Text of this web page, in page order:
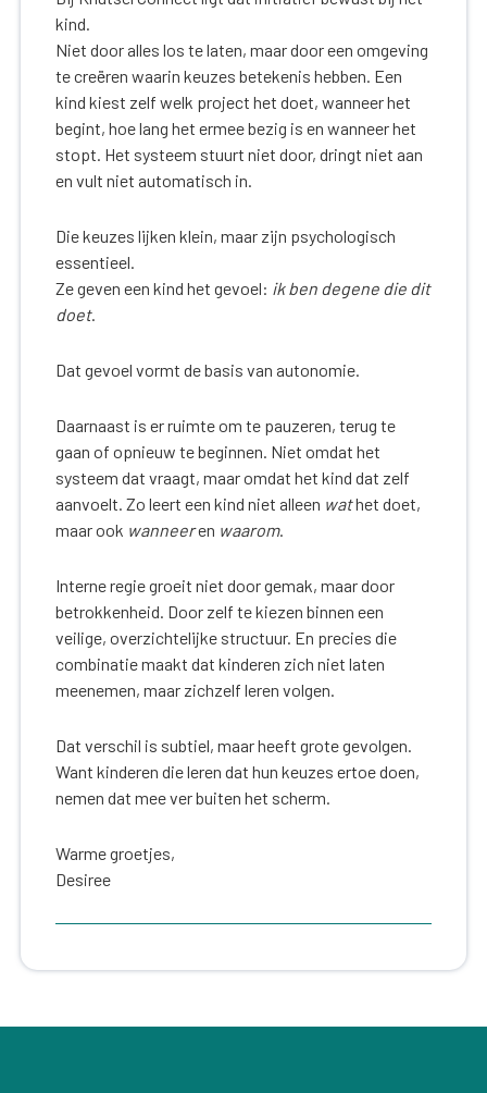
kind.
Niet door alles los te laten, maar door een omgeving
te creëren waarin keuzes betekenis hebben. Een
kind kiest zelf welk project het doet, wanneer het
begint, hoe lang het ermee bezig is en wanneer het
stopt. Het systeem stuurt niet door, dringt niet aan
en vult niet automatisch in.
Die keuzes lijken klein, maar zijn psychologisch
essentieel.
Ze geven een kind het gevoel: ik ben degene die dit
doet.
Dat gevoel vormt de basis van autonomie.
Daarnaast is er ruimte om te pauzeren, terug te
gaan of opnieuw te beginnen. Niet omdat het
systeem dat vraagt, maar omdat het kind dat zelf
aanvoelt. Zo leert een kind niet alleen wathet doet,
maar ook wanneeren waarom.
Interne regie groeit niet door gemak, maar door
betrokkenheid. Door zelf te kiezen binnen een
veilige, overzichtelijke structuur. En precies die
combinatie maakt dat kinderen zich niet laten
meenemen, maar zichzelf leren volgen.
Dat verschil is subtiel, maar heeft grote gevolgen.
Want kinderen die leren dat hun keuzes ertoe doen,
nemen dat mee ver buiten het scherm.
Warme groetjes,
Desiree